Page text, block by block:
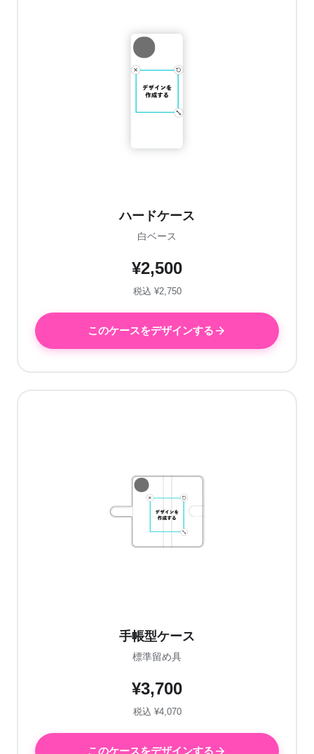
ハードケース
白ベース
¥2,500
税込 ¥2,750
このケースをデザインする
手帳型ケース
標準留め具
¥3,700
税込 ¥4,070
このケースをデザインする